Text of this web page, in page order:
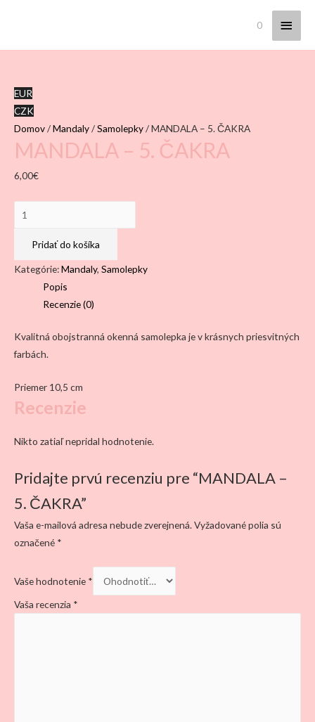
Menu
0
EUR
CZK
Domov/Mandaly/Samolepky/ MANDALA – 5. ČAKRA
MANDALA – 5. ČAKRA
6,00€
množstvo
MANDALA
5.
Pridať do košíka
Kategórie:Mandaly, Samolepky
Popis
Recenzie (0)
Kvalitná obojstranná okenná samolepka je v krásnych priesvitných
farbách.
Priemer 10,5 cm
Recenzie
Nikto zatiaľ nepridal hodnotenie.
Pridajte prvú recenziu pre “MANDALA –
5. ČAKRA”
Vaša e-mailová adresa nebude zverejnená. Vyžadované polia sú
označené *
Vaše hodnotenie *
Vaša recenzia *